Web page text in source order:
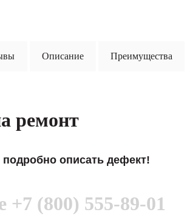
Описание Преимущества
ремонт
подробно описать дефект!
+7 (800) 555-89-01